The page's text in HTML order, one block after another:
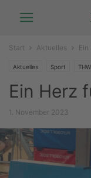
Start Aktuelles
Aktuelles Sport
Ein Herz
1. November 2023